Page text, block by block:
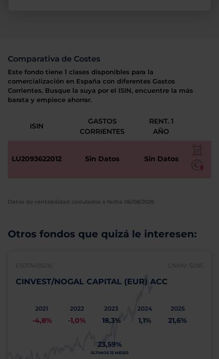
Comparativa de Costes
Este fondo tiene 1 clases disponibles para la
comercialización en España con diferentes Gastos
Corrientes. Busque la suya por el ISIN, encuentre la más
barata y empiece ahorrar.
ISIN
GASTOS
CORRIENTES
RENT. 1
AÑO
LU2093622012 Sin Datos Sin Datos
Datos de rentabilidad calculados a fecha 06/08/2026
Otros fondos que quizá le interesen:
ES0174115016 CNMV: 5095
CINVEST/NOGAL CAPITAL (EUR) ACC
2021
-4,8%
2022
-1,0%
2023
18,3%
2024
1,1%
2025
21,6%
23,59%
ÚLTIMOS 12 MESES